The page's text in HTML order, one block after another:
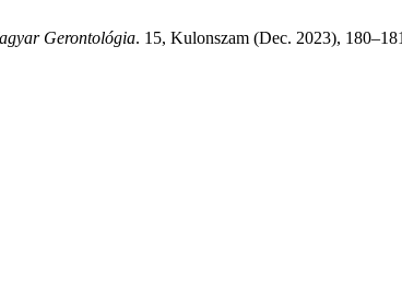
Gerontológia. 15, Kulonszam (Dec. 2023),